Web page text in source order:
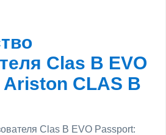
Clas B EVO
CLAS B
Clas B EVO Passport: